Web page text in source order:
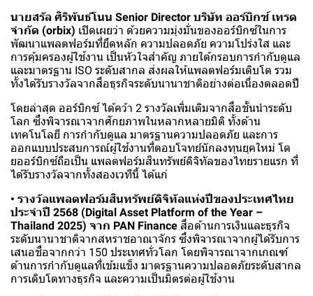
นายสรัล ศิริพันธ์โนน Senior Director บริษัท ออร์บิกซ์ เทรด
จำกัด (orbix) เปิดเผยว่า ด้วยความมุ่งมั่นของออร์บิกซ์ในการ
พัฒนาแพลตฟอร์มที่ยึดหลัก ความปลอดภัย ความโปร่งใส และ
การคุ้มครองผู้ใช้งาน เป็นหัวใจสำคัญ ภายใต้กรอบการกำกับดูแล
และมาตรฐาน ISO ระดับสากล ส่งผลให้แพลตฟอร์มเติบโต รวม
ทั้งได้รับรางวัลจากสื่อธุรกิจระดับนานาชาติอย่างต่อเนื่องตลอดปี
โดยล่าสุด ออร์บิกซ์ ได้คว้า 2 รางวัลเพิ่มเติมจากสื่อชั้นนำระดับ
โลก ซึ่งพิจารณาจากศักยภาพในหลากหลายมิติ ทั้งด้าน
เทคโนโลยี การกำกับดูแล มาตรฐานความปลอดภัย และการ
ออกแบบประสบการณ์ผู้ใช้งานที่ตอบโจทย์นักลงทุนยุคใหม่ โด
ยออร์บิกซ์ถือเป็น แพลตฟอร์มสินทรัพย์ดิจิทัลของไทยรายแรก ที่
ได้รับรางวัลจากทั้งสองเวทีนี้ ได้แก่
• รางวัลแพลตฟอร์มสินทรัพย์ดิจิทัลแห่งปีของประเทศไทย
ประจำปี 2568 (Digital Asset Platform of the Year –
Thailand 2025) จาก PAN Finance สื่อด้านการเงินและธุรกิจ
ระดับนานาชาติจากสหราชอาณาจักร ซึ่งพิจารณาจากผู้ได้รับการ
เสนอชื่อจากกว่า 150 ประเทศทั่วโลก โดยพิจารณาจากเกณฑ์
ด้านการกำกับดูแลที่เข้มแข็ง มาตรฐานความปลอดภัยระดับสากล
การเติบโตทางธุรกิจ และความเป็นมิตรต่อผู้ใช้งาน